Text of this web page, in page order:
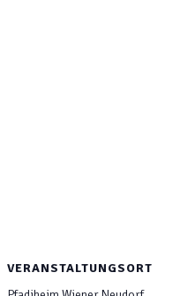
VERANSTALTUNGSORT